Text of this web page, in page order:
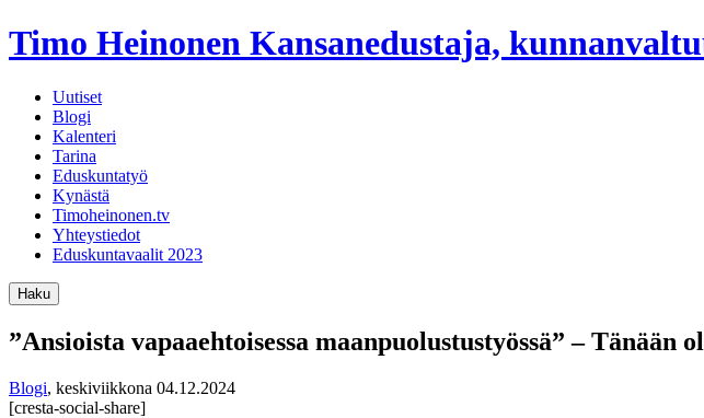
Timo Heinonen Kansanedustaja,
Uutiset
Blogi
Kalenteri
Tarina
Eduskuntatyö
Kynästä
Timoheinonen.tv
Yhteystiedot
Eduskuntavaalit 2023
Haku
”Ansioista vapaaehtoisessa maanpuolustustyössä” –
Blogi, keskiviikkona 04.12.2024
[cresta-social-share]